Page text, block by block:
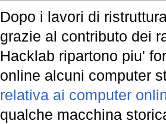
Dopo i lavori di
grazie al contributo dei
Hacklab ripartono piu'
online alcuni computer
relativa ai computer
qualche macchina